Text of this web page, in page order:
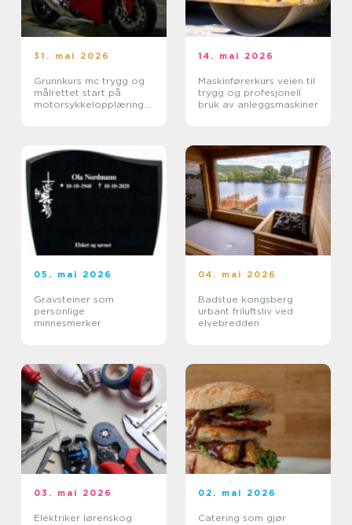
31. mai 2026
Grunnkurs mc trygg og
målrettet start på
motorsykkelopplæringe
14. mai 2026
Maskinførerkurs veien til
trygg og profesjonell
bruk av anleggsmaskiner
05. mai 2026
Gravsteiner som
personlige
minnesmerker
04. mai 2026
Badstue kongsberg
urbant friluftsliv ved
elvebredden
03. mai 2026
Elektriker lørenskog
02. mai 2026
Catering som gjør